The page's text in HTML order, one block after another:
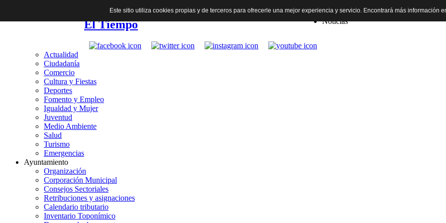
El Tiempo
Inicio
Noticias
Actualidad
Ciudadanía
Comercio
Cultura y Fiestas
Deportes
Fomento y Empleo
Igualdad y Mujer
Juventud
Medio Ambiente
Salud
Turismo
Emergencias
Ayuntamiento
Organización
Corporación Municipal
Consejos Sectoriales
Retribuciones y asignaciones
Calendario tributario
Inventario Toponímico
Este sitio utiliza cookies propias y de terceros para ofrecerle una mejor experiencia y servicio. Encontrará más información